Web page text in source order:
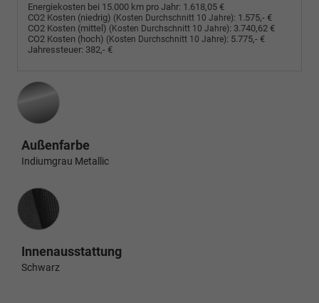
Energiekosten bei 15.000 km pro Jahr: 1.618,05 €
CO2 Kosten (niedrig) (Kosten Durchschnitt 10 Jahre): 1.575,- €
CO2 Kosten (mittel) (Kosten Durchschnitt 10 Jahre): 3.740,62 €
CO2 Kosten (hoch) (Kosten Durchschnitt 10 Jahre): 5.775,- €
Jahressteuer: 382,- €
Außenfarbe
Indiumgrau Metallic
Innenausstattung
Innenausstattung
Schwarz